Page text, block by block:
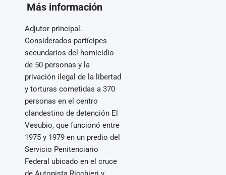
Más información
Adjutor principal.
Considerados partícipes
secundarios del homicidio
de 50 personas y la
privación ilegal de la libertad
y torturas cometidas a 370
personas en el centro
clandestino de detención El
Vesubio, que funcionó entre
1975 y 1979 en un predio del
Servicio Penitenciario
Federal ubicado en el cruce